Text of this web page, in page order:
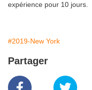
expérience pour 10 jours.
#2019-New York
Partager